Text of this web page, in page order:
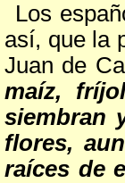
Los
así, que la
Juan de
maíz,
siembran
flores,
raíces de